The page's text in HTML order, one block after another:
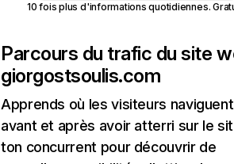
10 fois plus d'informations quotidiennes.
Parcours du trafic du site
giorgostsoulis.com
Apprends où les visiteurs naviguent
avant et après avoir atterri sur le
ton concurrent pour découvrir de